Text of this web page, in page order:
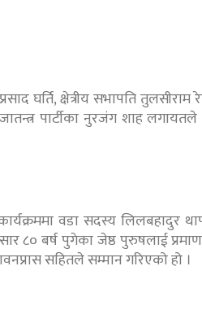
घर्ति, क्षेत्रीय सभापति तुलसीराम
पार्टीका नुरजंग शाह लगायतले
वडा सदस्य लिलबहादुर
८० बर्ष पुगेका जेष्ठ पुरुषलाई
सहितले सम्मान गरिएको हो ।